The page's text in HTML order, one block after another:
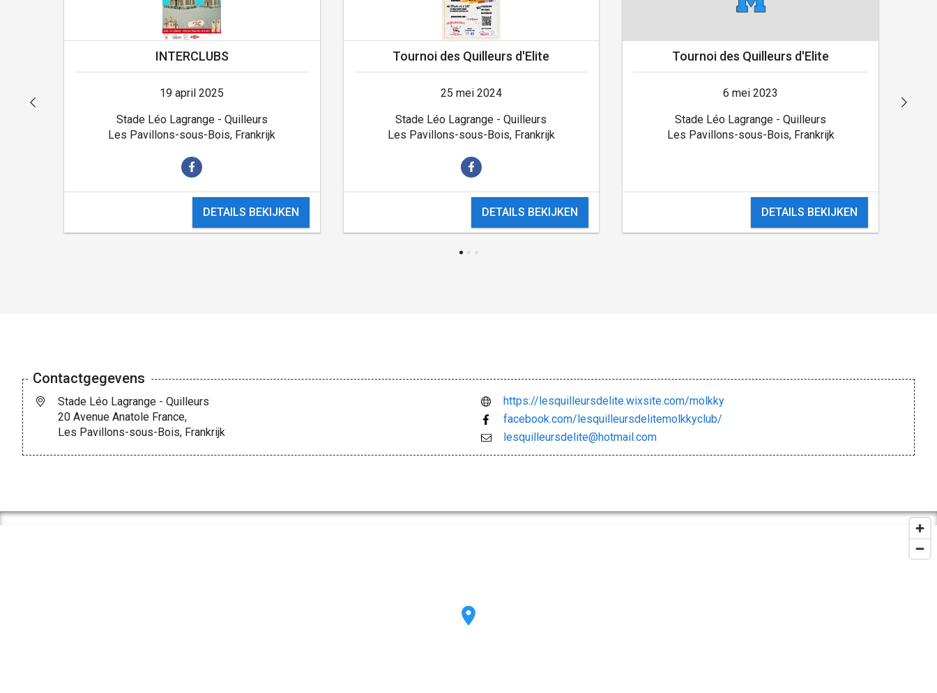
INTERCLUBS
19 april 2025
Stade Léo Lagrange - Quilleurs
Les Pavillons-sous-Bois, Frankrijk
DETAILS BEKIJKEN
Tournoi des Quilleurs d'Elite
25 mei 2024
Stade Léo Lagrange - Quilleurs
Les Pavillons-sous-Bois, Frankrijk
DETAILS BEKIJKEN
Tournoi des Quilleurs d'Elite
6 mei 2023
Stade Léo Lagrange - Quilleurs
Les Pavillons-sous-Bois, Frankrijk
DETAILS BEKIJKEN
Contactgegevens
https://lesquilleursdelite.wixsite.com/molkky
facebook.com/lesquilleursdelitemolkkyclub/
lesquilleursdelite@hotmail.com
Stade Léo Lagrange - Quilleurs
20 Avenue Anatole France,
Les Pavillons-sous-Bois, Frankrijk